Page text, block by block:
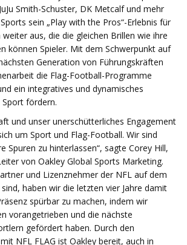
Smith-Schuster, DK Metcalf und mehr
sein „Play with the Pros“-Erlebnis für
weiter aus, die die gleichen Brillen wie ihre
können Spieler. Mit dem Schwerpunkt auf
Generation von Führungskräften
die Flag-Football-Programme
ein integratives und dynamisches
fördern.
und unser unerschütterliches Engagement
um Sport und Flag-Football. Wir sind
Spuren zu hinterlassen“, sagte Corey Hill,
von Oakley Global Sports Marketing.
und Lizenznehmer der NFL auf dem
haben wir die letzten vier Jahre damit
spürbar zu machen, indem wir
vorangetrieben und die nächste
gefördert haben. Durch den
NFL FLAG ist Oakley bereit, auch in